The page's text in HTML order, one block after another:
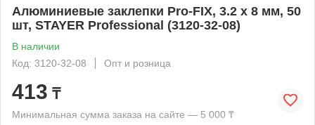
Алюминиевые заклепки Pro-FIX, 3.2 х 8 мм, 50
шт, STAYER Professional (3120-32-08)
В наличии
Код: 3120-32-08
Опт и розница
413 ₸
Минимальная сумма заказа на сайте — 5 000 ₸